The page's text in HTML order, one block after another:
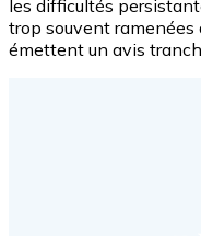
les difficultés
trop souvent ramenées
émettent un avis